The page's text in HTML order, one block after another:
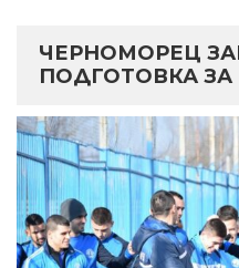
ЧЕРНОМОРЕЦ
ПОДГОТОВКА